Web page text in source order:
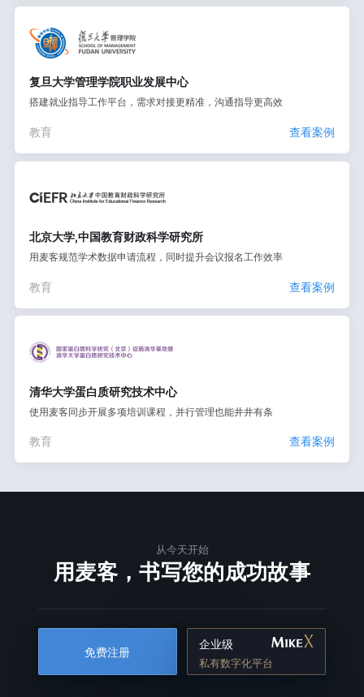
复旦大学管理学院职业发展中心
搭建就业指导工作平台，需求对接更精准，沟通指导更高效
教育 查看案例
北京大学,中国教育财政科学研究所
用麦客规范学术数据申请流程，同时提升会议报名工作效率
教育 查看案例
清华大学蛋白质研究技术中心
使用麦客同步开展多项培训课程，并行管理也能井井有条
教育 查看案例
从今天开始
用麦客，书写您的成功故事
免费注册
企业级
私有数字化平台